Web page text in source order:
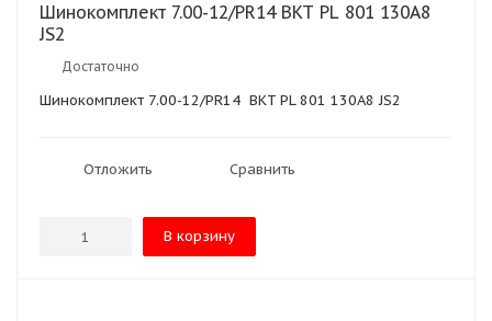
Шинокомплект 7.00-12/PR14 BKT PL 801 130A8
JS2
Достаточно
Шинокомплект 7.00-12/PR14 BKT PL 801 130A8 JS2
Отложить Сравнить
В корзину